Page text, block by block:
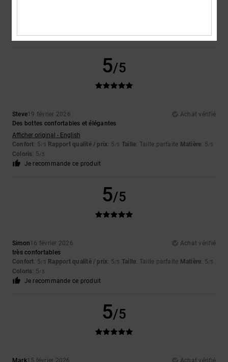
Je recommande ce produit
5/5
Steve19 février 2026
Achat vérifié
Des bottes confortables et élégantes
Afficher original - English
Confort: 5/5 Rapport qualité / prix: 5/5 Taille: Taille parfaite Matière: 5/5
Coloris: 5/5
Je recommande ce produit
5/5
Simon16 février 2026
Achat vérifié
très confortables
Confort: 5/5 Rapport qualité / prix: 5/5 Taille: Taille parfaite Matière: 5/5
Coloris: 5/5
Je recommande ce produit
5/5